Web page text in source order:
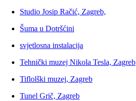
Studio Josip Račić, Zagreb,
Šuma u Dotršćini
svjetlosna instalacija
Tehnički muzej Nikola Tesla, Zagreb
Tiflolški muzej, Zagreb
Tunel Grič, Zagreb